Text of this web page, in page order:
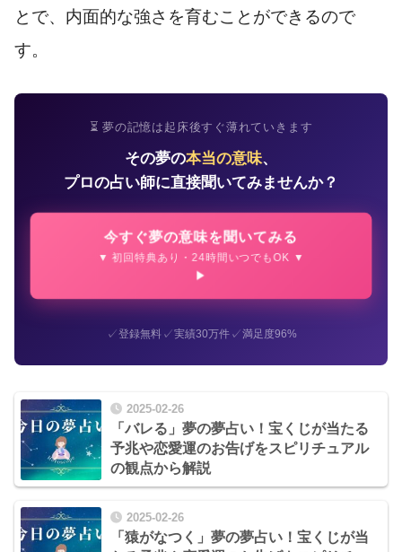
とで、内面的な強さを育むことができるので
す。
⏳ 夢の記憶は起床後すぐ薄れていきます
その夢の本当の意味、
プロの占い師に直接聞いてみませんか？
今すぐ夢の意味を聞いてみる
▼ 初回特典あり・24時間いつでもOK ▼
✓登録無料✓実績30万件✓満足度96%
2025-02-26
「バレる」夢の夢占い！宝くじが当たる
予兆や恋愛運のお告げをスピリチュアル
の観点から解説
2025-02-26
「猿がなつく」夢の夢占い！宝くじが当